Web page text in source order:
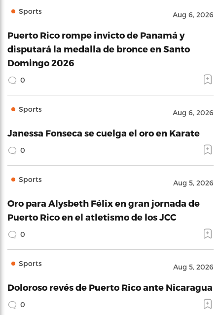
Sports Aug 6, 2026
Puerto Rico rompe invicto de Panamá y
disputará la medalla de bronce en Santo
Domingo 2026
0
Sports Aug 6, 2026
Janessa Fonseca se cuelga el oro en Karate
0
Sports Aug 5, 2026
Oro para Alysbeth Félix en gran jornada de
Puerto Rico en el atletismo de los JCC
0
Sports Aug 5, 2026
Doloroso revés de Puerto Rico ante Nicaragua
0